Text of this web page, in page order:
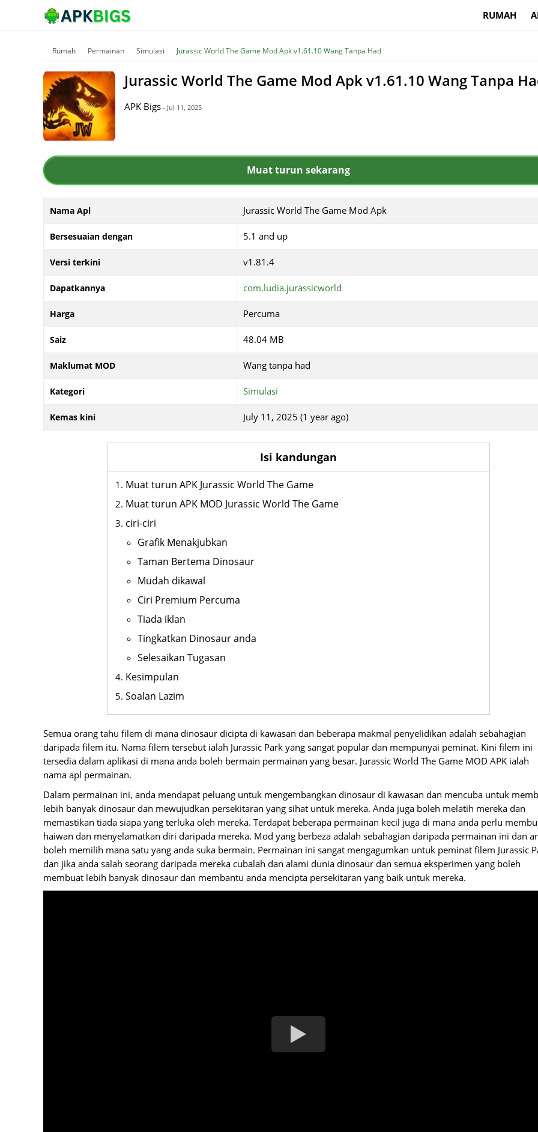
RUMAH
Rumah Permainan Simulasi Jurassic World The Game Mod Apk v1.61.10 Wang Tanpa Had
Jurassic World The Game Mod Apk v1.61.10 Wang Tanpa
APK Bigs - Jul 11, 2025
Muat turun sekarang
Nama Apl Jurassic World The Game Mod Apk
Bersesuaian dengan 5.1 and up
Versi terkini v1.81.4
Dapatkannya com.ludia.jurassicworld
Harga Percuma
Saiz 48.04 MB
Maklumat MOD Wang tanpa had
Kategori Simulasi
Kemas kini July 11, 2025 (1 year ago)
Isi kandungan
Muat turun APK Jurassic World The Game
Muat turun APK MOD Jurassic World The Game
ciri-ciri
Grafik Menakjubkan
Taman Bertema Dinosaur
Mudah dikawal
Ciri Premium Percuma
Tiada iklan
Tingkatkan Dinosaur anda
Selesaikan Tugasan
Kesimpulan
Soalan Lazim
Semua orang tahu filem di mana dinosaur dicipta di kawasan dan beberapa makmal penyelidikan adalah sebahagian
daripada filem itu. Nama filem tersebut ialah Jurassic Park yang sangat popular dan mempunyai peminat. Kini filem ini
tersedia dalam aplikasi di mana anda boleh bermain permainan yang besar. Jurassic World The Game MOD APK ialah
nama apl permainan.
Dalam permainan ini, anda mendapat peluang untuk mengembangkan dinosaur di kawasan dan mencuba untuk
lebih banyak dinosaur dan mewujudkan persekitaran yang sihat untuk mereka. Anda juga boleh melatih mereka dan
memastikan tiada siapa yang terluka oleh mereka. Terdapat beberapa permainan kecil juga di mana anda perlu
haiwan dan menyelamatkan diri daripada mereka. Mod yang berbeza adalah sebahagian daripada permainan ini dan
boleh memilih mana satu yang anda suka bermain. Permainan ini sangat mengagumkan untuk peminat filem Jurassic
dan jika anda salah seorang daripada mereka cubalah dan alami dunia dinosaur dan semua eksperimen yang boleh
membuat lebih banyak dinosaur dan membantu anda mencipta persekitaran yang baik untuk mereka.